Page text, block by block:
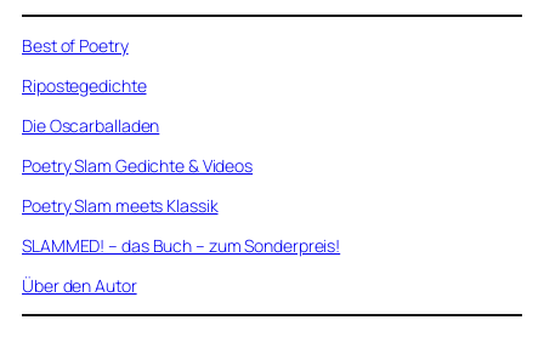
Best of Poetry
Ripostegedichte
Die Oscarballaden
Poetry Slam Gedichte & Videos
Poetry Slam meets Klassik
SLAMMED! – das Buch – zum Sonderpreis!
Über den Autor